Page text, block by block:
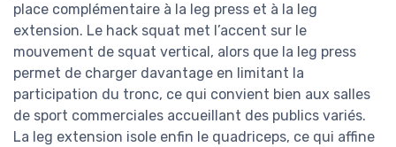
place complémentaire à la leg press et à la leg
extension. Le hack squat met l’accent sur le
mouvement de squat vertical, alors que la leg press
permet de charger davantage en limitant la
participation du tronc, ce qui convient bien aux salles
de sport commerciales accueillant des publics variés.
La leg extension isole enfin le quadriceps, ce qui affine